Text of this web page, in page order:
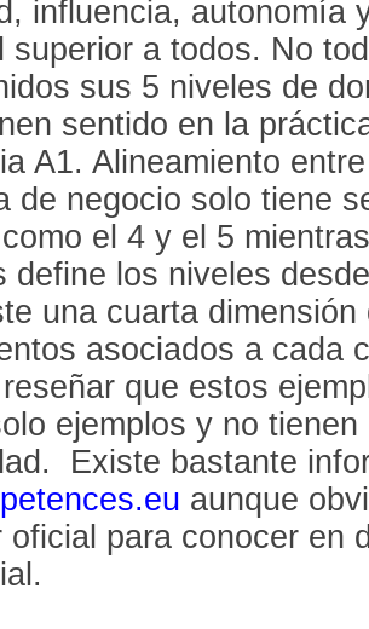
influencia, autonomía
superior a todos. No
sus 5 niveles de
sentido en la
A1. Alineamiento
de negocio solo tiene
el 4 y el 5
define los niveles
una cuarta
asociados a cada
que estos
ejemplos y no
Existe bastante
aunque
oficial para conocer en